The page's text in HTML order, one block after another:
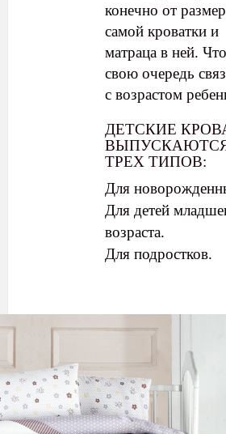
конечно от
самой кроватки и
матраца в ней.
свою очередь
с возрастом
ДЕТСКИЕ
ТРЕХ ТИПОВ:
Для
Для детей
возраста.
Для подростков.